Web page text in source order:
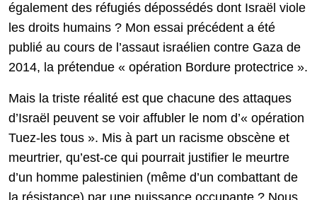
également des réfugiés dépossédés dont Israël viole
les droits humains ? Mon essai précédent a été
publié au cours de l’assaut israélien contre Gaza de
2014, la prétendue « opération Bordure protectrice ».
Mais la triste réalité est que chacune des attaques
d’Israël peuvent se voir affubler le nom d’« opération
Tuez-les tous ». Mis à part un racisme obscène et
meurtrier, qu’est-ce qui pourrait justifier le meurtre
d’un homme palestinien (même d’un combattant de
la résistance) par une puissance occupante ? Nous